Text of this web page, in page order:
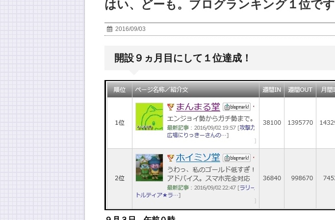
はい、どーも。ブログランキング１位です
2016/09/03
開設９ヵ月目にして１位達成！